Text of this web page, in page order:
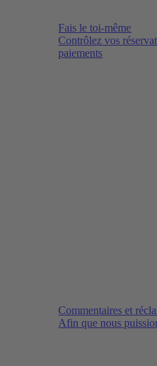
Fais le toi-même
Contrôlez vos
paiements
Commentaires et
Afin que nous